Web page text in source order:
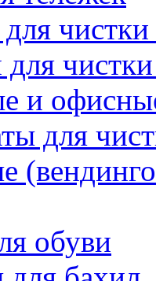
чистки
и
для
обуви